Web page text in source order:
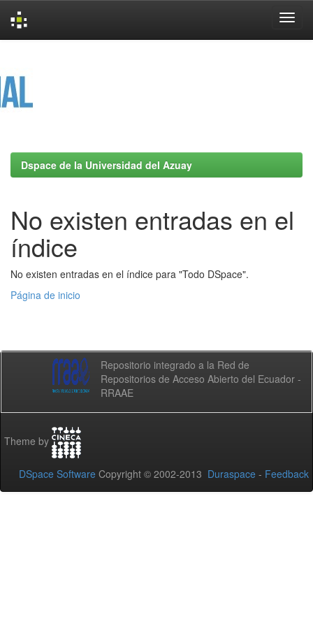
Dspace de la Universidad del Azuay
No existen entradas en el
índice
No existen entradas en el índice para "Todo DSpace".
Página de inicio
Repositorio integrado a la Red de
Repositorios de Acceso Abierto del Ecuador -
RRAAE
Theme by
DSpace Software Copyright © 2002-2013 Duraspace - Feedback